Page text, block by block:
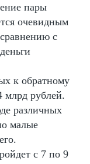
пары
очевидным
с
к обратному
рублей.
различных
малые
с 7 по 9